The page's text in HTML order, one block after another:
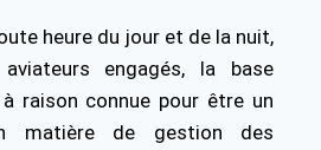
heure du jour et de la nuit,
engagés, la base
raison connue pour être un
matière de gestion des